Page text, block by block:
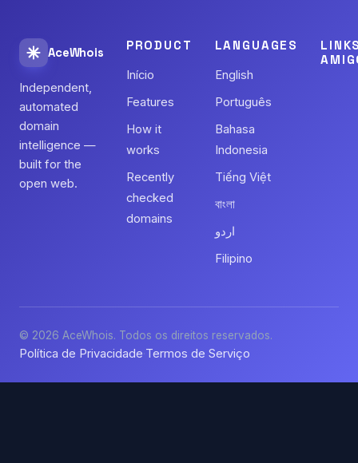
AceWhois
Independent,
automated
domain
intelligence —
built for the
open web.
PRODUCT
Início
Features
How it
works
Recently
checked
domains
LANGUAGES
English
Português
Bahasa
Indonesia
Tiếng Việt
বাংলা
اردو
Filipino
© 2026 AceWhois. Todos os direitos reservados.
Política de Privacidade·Termos de Serviço